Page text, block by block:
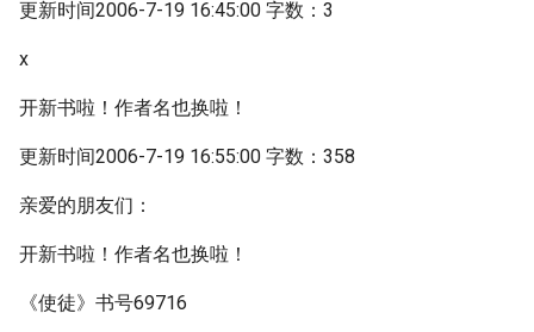
更新时间2006-7-19 16:45:00 字数：3
x
开新书啦！作者名也换啦！
更新时间2006-7-19 16:55:00 字数：358
亲爱的朋友们：
开新书啦！作者名也换啦！
《使徒》书号69716